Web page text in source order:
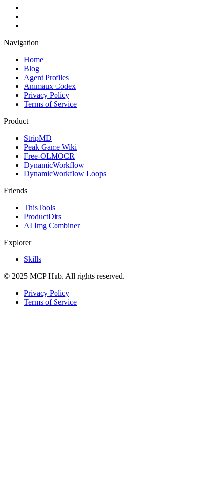
Navigation
Home
Blog
Agent Profiles
Animaux Codex
Privacy Policy
Terms of Service
Product
StripMD
Peak Game Wiki
Free-OLMOCR
DynamicWorkflow
DynamicWorkflow Loops
Friends
ThisTools
ProductDirs
AI Img Combiner
Explorer
Skills
© 2025 MCP Hub. All rights reserved.
Privacy Policy
Terms of Service